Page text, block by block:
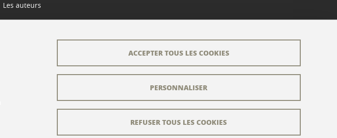
Les auteurs
Données personnelles
Accessibilité : non conforme
ACCEPTER TOUS LES COOKIES
REFUSER TOUS LES COOKIES
PERSONNALISER